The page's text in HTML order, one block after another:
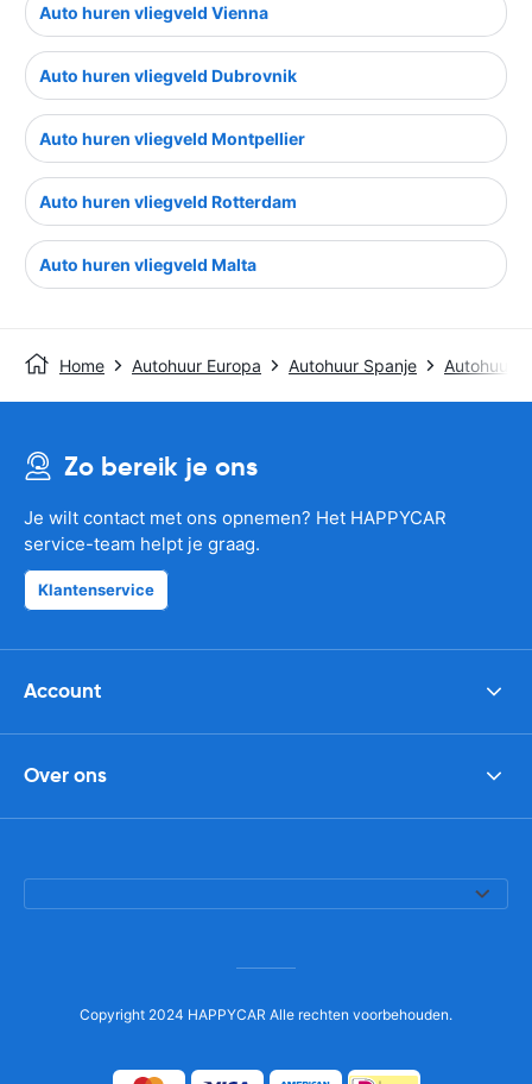
Auto huren vliegveld Vienna
Auto huren vliegveld Dubrovnik
Auto huren vliegveld Montpellier
Auto huren vliegveld Rotterdam
Auto huren vliegveld Malta
Home Autohuur Europa Autohuur Spanje Autohuur
Zo bereik je ons
Je wilt contact met ons opnemen? Het HAPPYCAR
service-team helpt je graag.
Klantenservice
Account
Over ons
Copyright 2024 HAPPYCAR Alle rechten voorbehouden.